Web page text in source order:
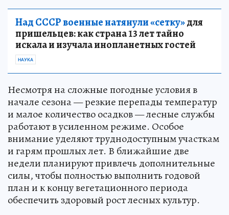
Над СССР военные натянули «сетку»для
пришельцев: как страна 13 лет тайно
искала и изучала инопланетных гостей
НАУКА
Несмотря на сложные погодные условия в
начале сезона — резкие перепады температур
и малое количество осадков — лесные службы
работают в усиленном режиме. Особое
внимание уделяют труднодоступным участкам
и гарям прошлых лет. В ближайшие две
недели планируют привлечь дополнительные
силы, чтобы полностью выполнить годовой
план и к концу вегетационного периода
обеспечить здоровый рост лесных культур.